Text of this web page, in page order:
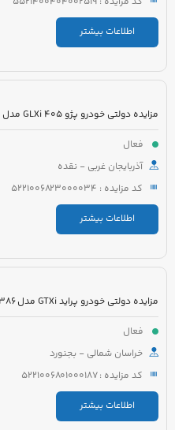
اطلاعات بیشتر
فعال
آذربایجان غربی - نقده
کد مزایده : 5221006823000034
اطلاعات بیشتر
مزایده دولتی خودرو پراید GTXi مدل 1386 رنگ سفید
فعال
خراسان شمالی - بجنورد
کد مزایده : 5221006801000187
اطلاعات بیشتر